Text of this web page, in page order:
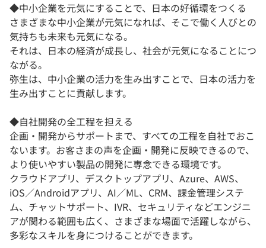
◆中小企業を元気にすることで、日本の好循環をつくる
さまざまな中小企業が元気になれば、そこで働く人びとの
気持ちも未来も元気になる。
それは、日本の経済が成長し、社会が元気になることにつ
ながる。
弥生は、中小企業の活力を生み出すことで、日本の活力を
生み出すことに貢献します。
◆自社開発の全工程を担える
企画・開発からサポートまで、すべての工程を自社でおこ
ないます。お客さまの声を企画・開発に反映できるので、
より使いやすい製品の開発に専念できる環境です。
クラウドアプリ、デスクトップアプリ、Azure、AWS、
iOS／Androidアプリ、AI／ML、CRM、課金管理システ
ム、チャットサポート、IVR、セキュリティなどエンジニ
アが関わる範囲も広く、さまざまな場面で活躍しながら、
多彩なスキルを身につけることができます。